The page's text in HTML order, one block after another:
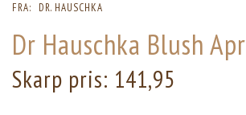
FRA: DR. HAUSCHKA
Dr Hauschka Blush
Skarp pris: 141,95